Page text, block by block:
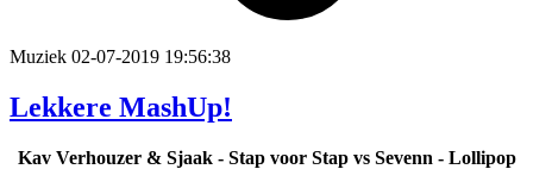
Muziek 02-07-2019 19:56:38
Lekkere MashUp!
Kav Verhouzer & Sjaak - Stap voor Stap vs Sevenn - Lollipop